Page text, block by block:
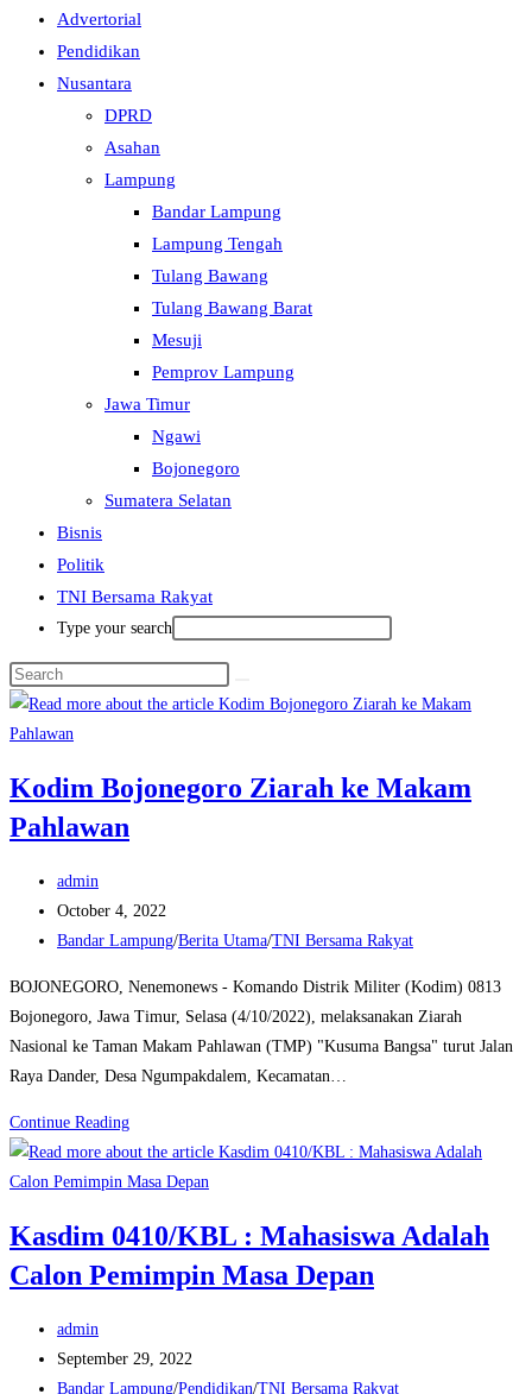
Advertorial
Pendidikan
Nusantara
DPRD
Asahan
Lampung
Bandar Lampung
Lampung Tengah
Tulang Bawang
Tulang Bawang Barat
Mesuji
Pemprov Lampung
Jawa Timur
Ngawi
Bojonegoro
Sumatera Selatan
Bisnis
Politik
TNI Bersama Rakyat
Type your search
Kodim Bojonegoro Ziarah ke Makam
Pahlawan
Post
author:
admin
Post
published:
October 4, 2022
Post
Bandar Lampung/Berita Utama/TNI Bersama Rakyat
BOJONEGORO, Nenemonews - Komando Distrik Militer (Kodim) 0813
Bojonegoro, Jawa Timur, Selasa (4/10/2022), melaksanakan Ziarah
Nasional ke Taman Makam Pahlawan (TMP) "Kusuma Bangsa" turut Jalan
Raya Dander, Desa Ngumpakdalem, Kecamatan…
Continue ReadingKodim
Bojonegoro
Ziarah
Makam
Pahlawan
Kasdim 0410/KBL : Mahasiswa Adalah
Calon Pemimpin Masa Depan
Post
author:
admin
Post
published:
September 29, 2022
Post
Bandar Lampung/Pendidikan/TNI Bersama Rakyat